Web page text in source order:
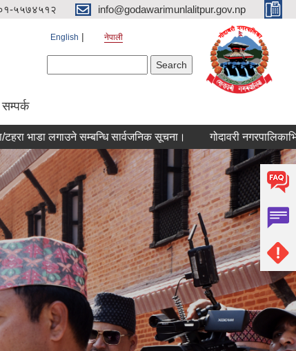
५५७४५१२ info@godawarimunlalitpur.gov.np
English नेपाली
सम्पर्क
लगाउने सम्बन्धि सार्वजनिक सूचना। गोदावरी नगरपालिकाभित्र